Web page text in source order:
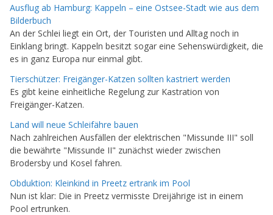
Ausflug ab Hamburg: Kappeln – eine Ostsee-Stadt wie aus dem
Bilderbuch
An der Schlei liegt ein Ort, der Touristen und Alltag noch in
Einklang bringt. Kappeln besitzt sogar eine Sehenswürdigkeit, die
es in ganz Europa nur einmal gibt.
Tierschützer: Freigänger-Katzen sollten kastriert werden
Es gibt keine einheitliche Regelung zur Kastration von
Freigänger-Katzen.
Land will neue Schleifähre bauen
Nach zahlreichen Ausfällen der elektrischen "Missunde III" soll
die bewährte "Missunde II" zunächst wieder zwischen
Brodersby und Kosel fahren.
Obduktion: Kleinkind in Preetz ertrank im Pool
Nun ist klar: Die in Preetz vermisste Dreijährige ist in einem
Pool ertrunken.